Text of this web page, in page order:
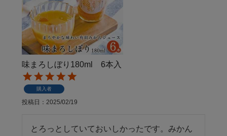
味まろしぼり180ml 6本入
購入者
投稿日 2025/02/19
とろっとしていておいしかったです。みかん